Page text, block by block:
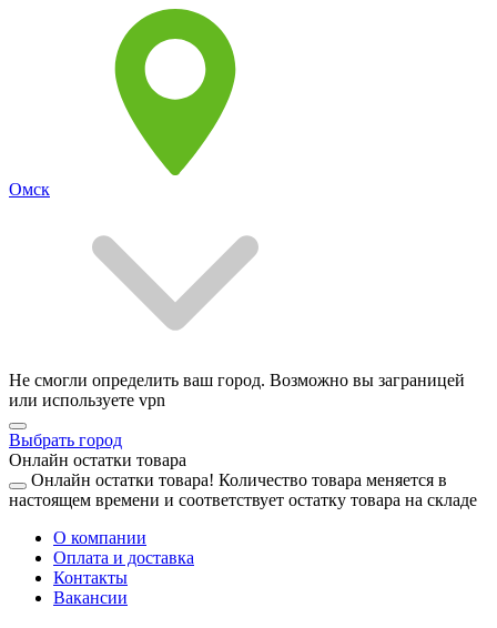
Омск
Не смогли определить ваш город. Возможно вы заграницей
или используете vpn
Выбрать город
Онлайн остатки товара
Онлайн остатки товара! Количество товара меняется в
настоящем времени и соответствует остатку товара на складе
О компании
Оплата и доставка
Контакты
Вакансии